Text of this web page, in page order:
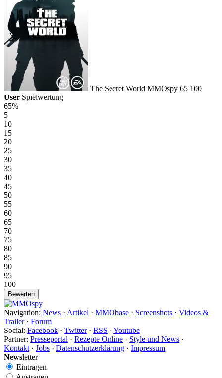
The Secret World MMOspy 65 100
User Spielwertung
65%
5
10
15
20
25
30
35
40
45
50
55
60
65
70
75
80
85
90
95
100
Navigation: News · Artikel · MMObase · Screenshots · Videos &
Trailer· Forum
Social: Facebook · Twitter· RSS · Youtube
Partner: Presseportal · Rezepte Online · Style und News ·
Kontakt · Jobs · Datenschutzerklärung · Impressum
Newsletter
Eintragen